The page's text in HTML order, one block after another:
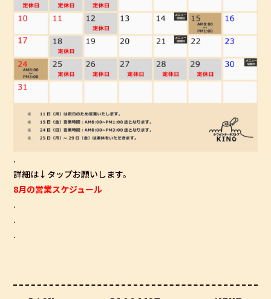
.
詳細は↓タップお願いします。
8月の営業スケジュール
.
.
.